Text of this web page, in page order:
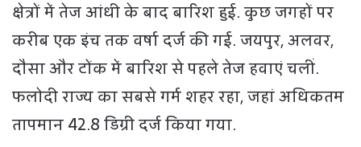
क्षेत्रों में तेज आंधी के बाद बारिश हुई. कुछ जगहों पर
करीब एक इंच तक वर्षा दर्ज की गई. जयपुर, अलवर,
दौसा और टोंक में बारिश से पहले तेज हवाएं चलीं.
फलोदी राज्य का सबसे गर्म शहर रहा, जहां अधिकतम
तापमान 42.8 डिग्री दर्ज किया गया.